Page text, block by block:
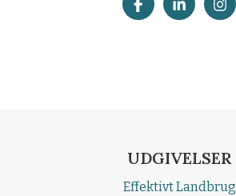
UDGIVELSER
Effektivt Landbrug